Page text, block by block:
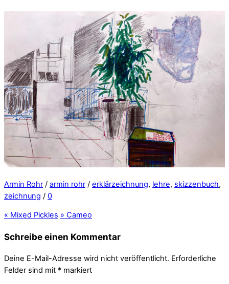
Armin Rohr / armin rohr / erklärzeichnung, lehre, skizzenbuch,
zeichnung / 0
« Mixed Pickles » Cameo
Schreibe einen Kommentar
Deine E-Mail-Adresse wird nicht veröffentlicht. Erforderliche
Felder sind mit * markiert